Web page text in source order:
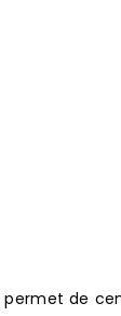
permet de